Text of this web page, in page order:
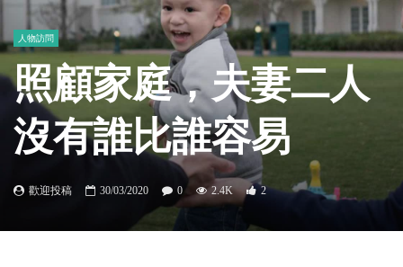
人物訪問
照顧家庭，夫妻二人
沒有誰比誰容易
歡迎投稿 30/03/2020 0 2.4K 2